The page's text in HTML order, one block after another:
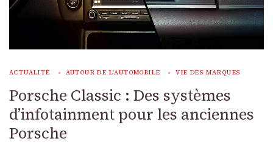
ACTUALITÉ AUTOUR DE L'AUTOMOBILE VIE DES MARQUES
Porsche Classic : Des systèmes
d’infotainment pour les anciennes
Porsche